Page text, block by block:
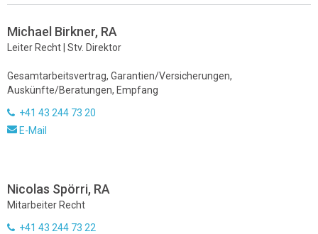
Michael Birkner, RA
Leiter Recht | Stv. Direktor
Gesamtarbeitsvertrag, Garantien/Versicherungen,
Auskünfte/Beratungen, Empfang
+41 43 244 73 20
E-Mail
Nicolas Spörri, RA
Mitarbeiter Recht
+41 43 244 73 22